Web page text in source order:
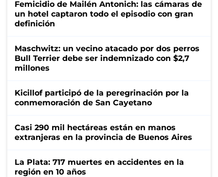
Femicidio de Mailén Antonich: las cámaras de
un hotel captaron todo el episodio con gran
definición
Maschwitz: un vecino atacado por dos perros
Bull Terrier debe ser indemnizado con $2,7
millones
Kicillof participó de la peregrinación por la
conmemoración de San Cayetano
Casi 290 mil hectáreas están en manos
extranjeras en la provincia de Buenos Aires
La Plata: 717 muertes en accidentes en la
región en 10 años